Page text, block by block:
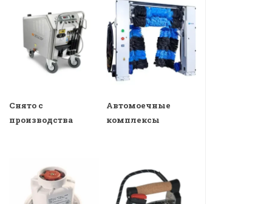
Снято с
производства
Автомоечные
комплексы